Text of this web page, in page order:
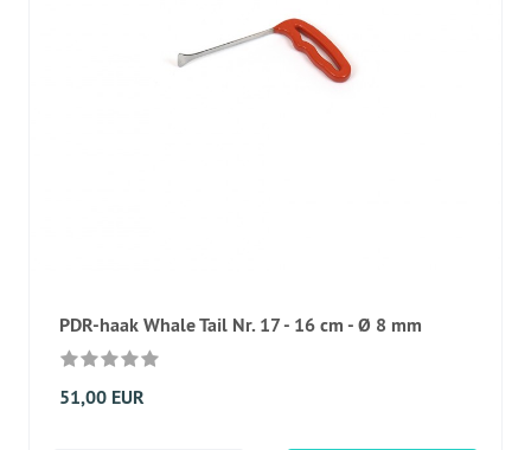
PDR-haak Whale Tail Nr. 17 - 16 cm - Ø 8 mm
51,00 EUR